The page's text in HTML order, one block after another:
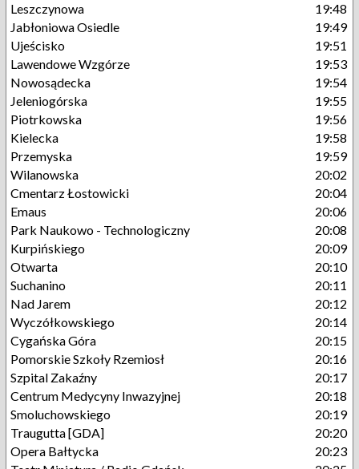
Leszczynowa
19:48
Jabłoniowa Osiedle
19:49
Ujeścisko
19:51
Lawendowe Wzgórze
19:53
Nowosądecka
19:54
Jeleniogórska
19:55
Piotrkowska
19:56
Kielecka
19:58
Przemyska
19:59
Wilanowska
20:02
Cmentarz Łostowicki
20:04
Emaus
20:06
Park Naukowo - Technologiczny
20:08
Kurpińskiego
20:09
Otwarta
20:10
Suchanino
20:11
Nad Jarem
20:12
Wyczółkowskiego
20:14
Cygańska Góra
20:15
Pomorskie Szkoły Rzemiosł
20:16
Szpital Zakaźny
20:17
Centrum Medycyny Inwazyjnej
20:18
Smoluchowskiego
20:19
Traugutta [GDA]
20:20
Opera Bałtycka
20:23